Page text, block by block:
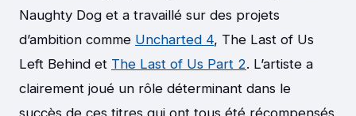
Naughty Dog et a travaillé sur des projets
d’ambition comme Uncharted 4, The Last of Us
Left Behind et The Last of Us Part 2. L’artiste a
clairement joué un rôle déterminant dans le